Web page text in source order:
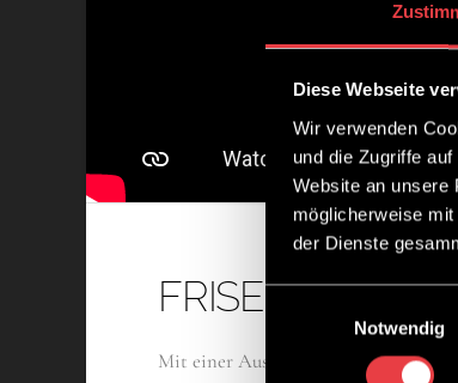
Diese Webseite
Wir verwenden
und die Zugriffe
Website an unsere
möglicherweise
der Dienste
Notwendig
Mit einer Ausbildung bei TOM|CO.